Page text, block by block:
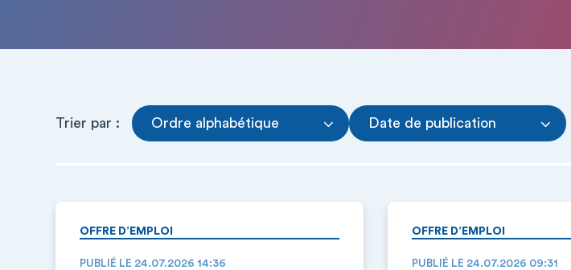
Trier par : Ordre alphabétique Date de publication
OFFRE D’EMPLOI
PUBLIÉ LE 24.07.2026 14:36
OFFRE D’EMPLOI
PUBLIÉ LE 24.07.2026 09:31